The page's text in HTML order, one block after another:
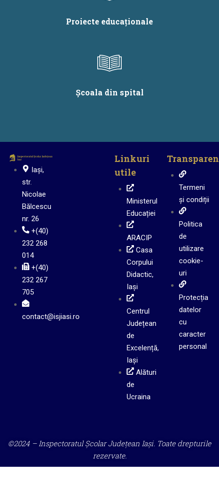
Proiecte educaționale
Școala din spital
Iași,
str.
Nicolae
Bălcescu
nr. 26
+(40)
232 268
014
+(40)
232 267
705
contact@isjiasi.ro
Linkuri
utile
Ministerul
Educației
ARACIP
Casa
Corpului
Didactic,
Iași
Centrul
Județean
de
Excelență,
Iași
Alături
de
Ucraina
Termeni
și condiții
Politica
de
utilizare
cookie-
uri
Protecția
datelor
cu
caracter
personal
©2024 – Inspectoratul Școlar Județean Iași. Toate drepturile
rezervate.